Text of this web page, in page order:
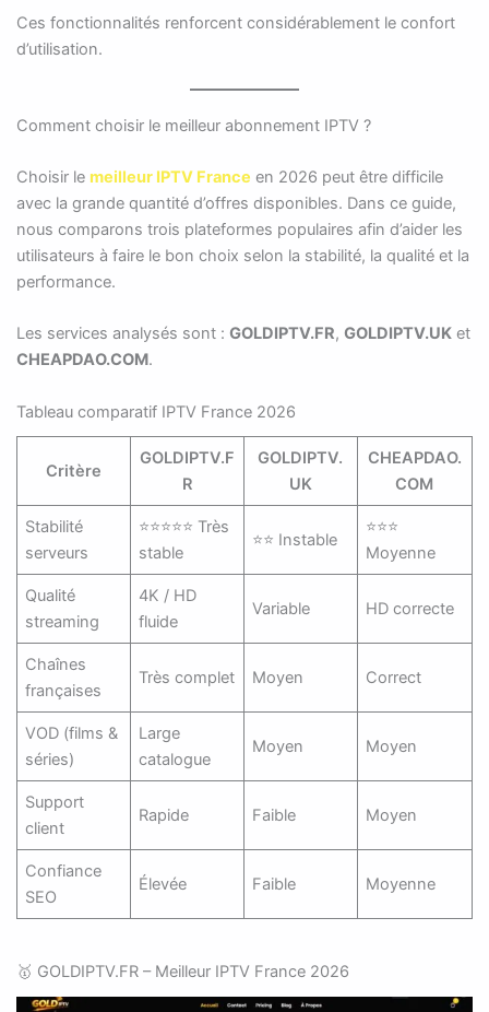
Ces fonctionnalités renforcent considérablement le confort
d’utilisation.
Comment choisir le meilleur abonnement IPTV ?
Choisir le meilleur IPTV France en 2026 peut être difficile
avec la grande quantité d’offres disponibles. Dans ce guide,
nous comparons trois plateformes populaires afin d’aider les
utilisateurs à faire le bon choix selon la stabilité, la qualité et la
performance.
Les services analysés sont : GOLDIPTV.FR, GOLDIPTV.UKet
CHEAPDAO.COM.
Tableau comparatif IPTV France 2026
Critère
GOLDIPTV.F
R
GOLDIPTV.
UK
CHEAPDAO.
COM
Stabilité
serveurs
⭐⭐⭐⭐⭐ Très
stable
⭐⭐ Instable
⭐⭐⭐
Moyenne
Qualité
streaming
4K / HD
fluide
Variable HD correcte
Chaînes
françaises
Très complet Moyen Correct
VOD (films &
séries)
Large
catalogue
Moyen Moyen
Support
client
Rapide Faible Moyen
Confiance
SEO
Élevée Faible Moyenne
🥇 GOLDIPTV.FR – Meilleur IPTV France 2026